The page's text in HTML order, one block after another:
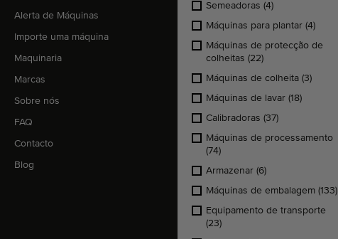
Alerta de Máquinas
Importe uma máquina
Maquinaria
Marcas
Sobre nós
FAQ
Contacto
Blog
Semeadoras (4)
Máquinas para plantar (4)
Máquinas de protecção de
colheitas (22)
Máquinas de colheita (3)
Máquinas de lavar (18)
Calibradoras (37)
Máquinas de processamento
(74)
Armazenar (6)
Máquinas de embalagem (133)
Equipamento de transporte
(23)